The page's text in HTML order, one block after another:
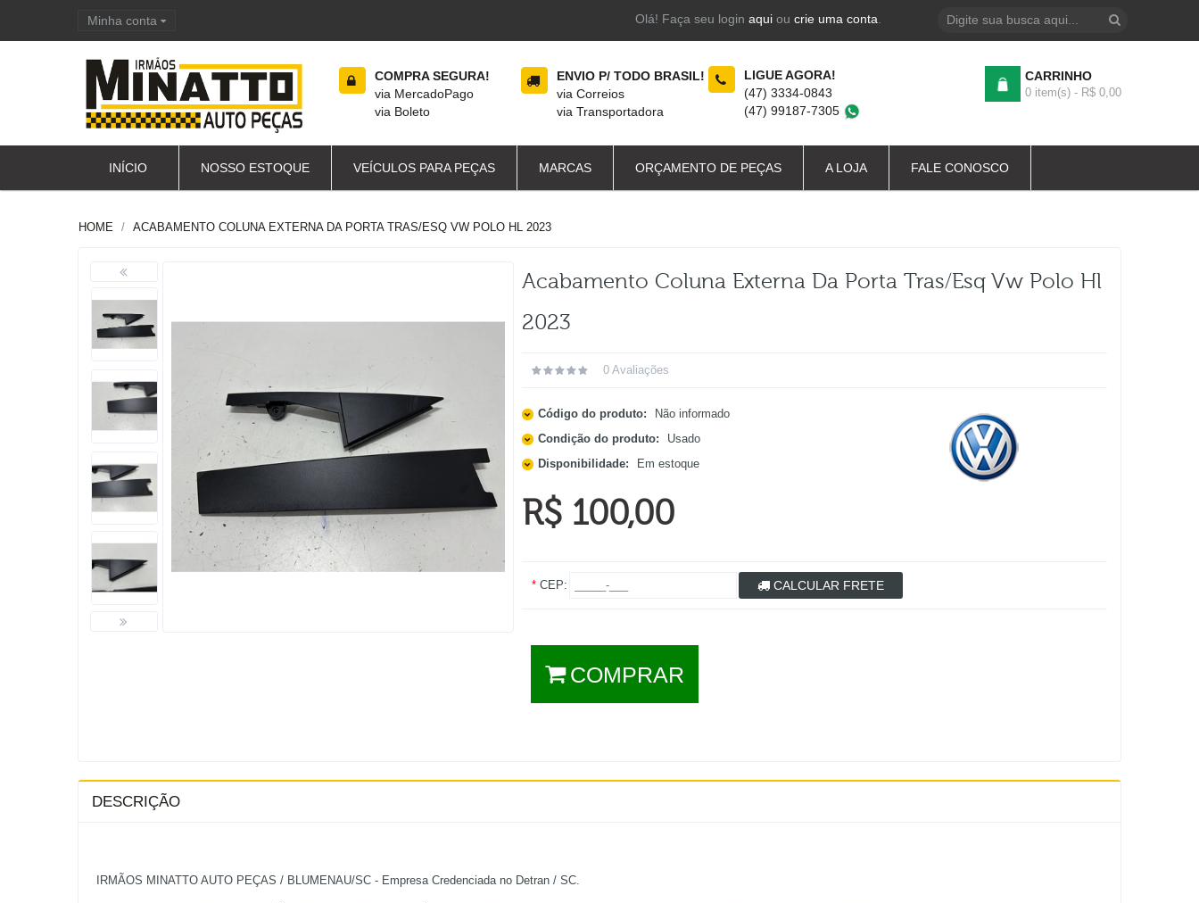
Minha conta Olá! Faça seu login aquiou crie uma conta
COMPRA SEGURA!
via MercadoPago
via Boleto
ENVIO P/ TODO BRASIL!
via Correios
via Transportadora
LIGUE AGORA!
(47) 3334-0843
(47) 99187-7305
CARRINHO
0 item(s) - R$ 0,00
INÍCIO NOSSO ESTOQUE VEÍCULOS PARA PEÇAS MARCAS ORÇAMENTO DE PEÇAS A LOJA FALE CONOSCO
HOME ACABAMENTO COLUNA EXTERNA DA PORTA TRAS/ESQ VW POLO HL 2023
Acabamento Coluna Externa Da Porta Tras/esq Vw Polo Hl
2023
0 Avaliações
Código do produto:
Não informado
Condição do produto:
Usado
Disponibilidade:
Em estoque
R$ 100,00
*CEP: CALCULAR FRETE
COMPRAR
DESCRIÇÃO
IRMÃOS MINATTO AUTO PEÇAS / BLUMENAU/SC - Empresa Credenciada no Detran / SC.